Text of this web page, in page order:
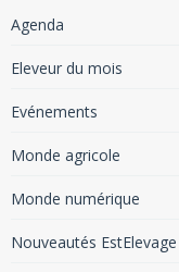
Agenda
Eleveur du mois
Evénements
Monde agricole
Monde numérique
Nouveautés EstElevage